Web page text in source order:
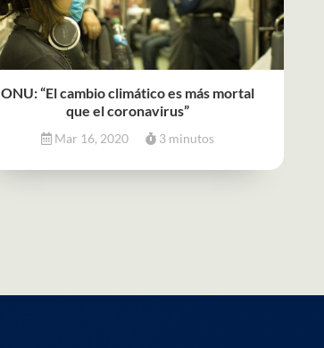
ONU: “El cambio climático es más mortal
que el coronavirus”
Mar 16, 2020 3 minutos